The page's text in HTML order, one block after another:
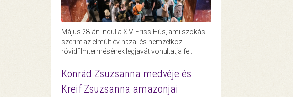
Május 28-án indul a XIV. Friss Hús, ami szokás
szerint az elmúlt év hazai és nemzetközi
rövidfilmtermésének legjavát vonultatja fel.
Konrád Zsuzsanna medvéje és
Kreif Zsuzsanna amazonjai